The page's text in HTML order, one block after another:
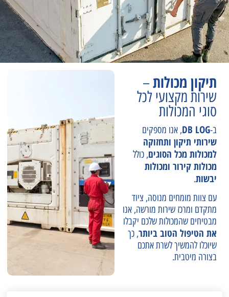
תיקון מכולות–
שירות מקצועי לכל
סוגי המכולות
ב-DB LOG, אנו מספקים
שירותי תיקון ותחזוקה
למכולות מכל הסוגים, כולל
מכולות קירור ומכולות
יבשות.
עם צוות מומחים מנוסה, ציוד
מתקדם ומרכז שירות מורשה, אנו
מבטיחים שהמכולות שלכם יקבלו
את הטיפול הטוב ביותר, כך
שיוכלו להמשיך לשרת אתכם
בצורה מיטבית.